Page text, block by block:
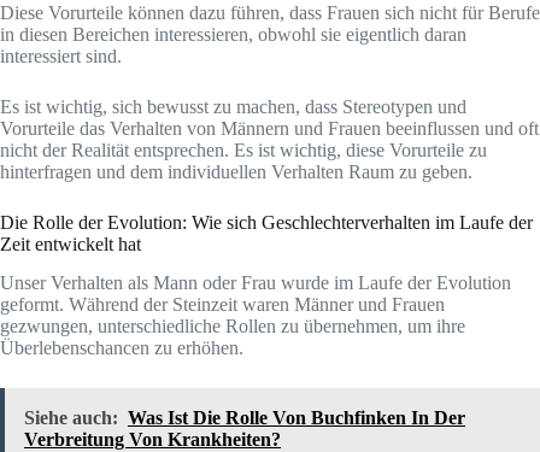
Diese Vorurteile können dazu führen, dass Frauen sich nicht für Berufe
in diesen Bereichen interessieren, obwohl sie eigentlich daran
interessiert sind.
Es ist wichtig, sich bewusst zu machen, dass Stereotypen und
Vorurteile das Verhalten von Männern und Frauen beeinflussen und oft
nicht der Realität entsprechen. Es ist wichtig, diese Vorurteile zu
hinterfragen und dem individuellen Verhalten Raum zu geben.
Die Rolle der Evolution: Wie sich Geschlechterverhalten im Laufe der
Zeit entwickelt hat
Unser Verhalten als Mann oder Frau wurde im Laufe der Evolution
geformt. Während der Steinzeit waren Männer und Frauen
gezwungen, unterschiedliche Rollen zu übernehmen, um ihre
Überlebenschancen zu erhöhen.
Siehe auch: Was Ist Die Rolle Von Buchfinken In Der
Verbreitung Von Krankheiten?